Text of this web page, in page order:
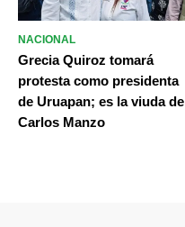
NACIONAL
Grecia Quiroz tomará
protesta como presidenta
de Uruapan; es la viuda de
Carlos Manzo